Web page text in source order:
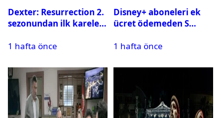
Dexter: Resurrection 2.
sezonundan ilk kareler
1 hafta önce
Disney+ aboneleri ek
ücret ödemeden S
izleyebilecek
1 hafta önce